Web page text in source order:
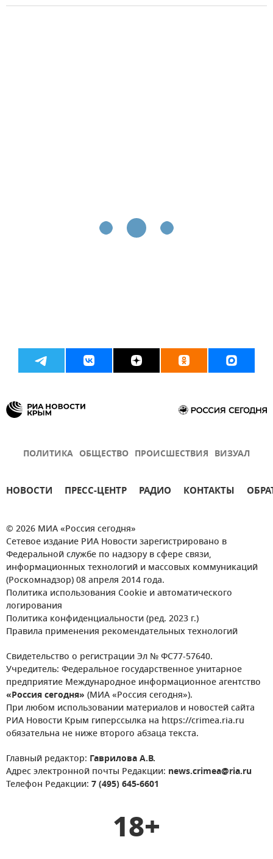
ПОЛИТИКА ОБЩЕСТВО ПРОИСШЕСТВИЯ ВИЗУАЛ
НОВОСТИ ПРЕСС-ЦЕНТР РАДИО КОНТАКТЫ
© 2026 МИА «Россия сегодня»
Сетевое издание РИА Новости зарегистрировано в
Федеральной службе по надзору в сфере связи,
информационных технологий и массовых коммуникаций
(Роскомнадзор) 08 апреля 2014 года.
Политика использования Cookie и автоматического
логирования
Политика конфиденциальности (ред. 2023 г.)
Правила применения рекомендательных технологий
Свидетельство о регистрации Эл № ФС77-57640.
Учредитель: Федеральное государственное унитарное
предприятие Международное информационное агентство
«Россия сегодня» (МИА «Россия сегодня»).
При любом использовании материалов и новостей сайта
РИА Новости Крым гиперссылка на https://crimea.ria.ru
обязательна не ниже второго абзаца текста.
Главный редактор: Гаврилова А.В.
Адрес электронной почты Редакции: news.crimea@ria.ru
Телефон Редакции: 7 (495) 645-6601
18+